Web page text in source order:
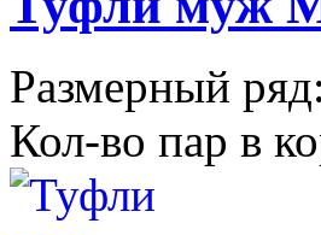
Размерный
Кол-во пар в